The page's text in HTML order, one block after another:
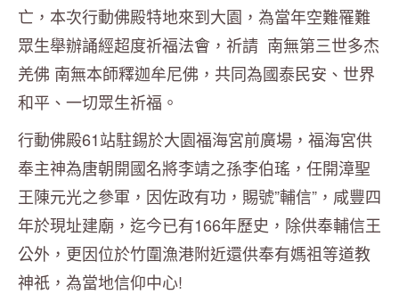
亡，本次行動佛殿特地來到大園，為當年空難罹難
眾生舉辦誦經超度祈福法會，祈請 南無第三世多杰
羌佛 南無本師釋迦牟尼佛，共同為國泰民安、世界
和平、一切眾生祈福。
行動佛殿61站駐錫於大園福海宮前廣場，福海宮供
奉主神為唐朝開國名將李靖之孫李伯瑤，任開漳聖
王陳元光之參軍，因佐政有功，賜號”輔信”，咸豐四
年於現址建廟，迄今已有166年歷史，除供奉輔信王
公外，更因位於竹圍漁港附近還供奉有媽祖等道教
神祇，為當地信仰中心!